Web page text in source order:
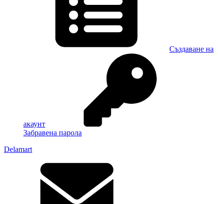
Създаване на
акаунт
Забравена парола
Delamart